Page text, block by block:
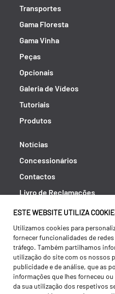
ESTE WEBSITE UTILIZA
Utilizamos cookies para
fornecer funcionalidades de
tráfego. Também partilhamos
utilização do site com os nossos
publicidade e de análise, que as
informações que lhes forneceu
da sua utilização dos respetivos
Transportes
Gama Floresta
Gama Vinha
Peças
Opcionais
Galeria de Vídeos
Tutoriais
Produtos
Notícias
Concessionários
Contactos
Livro de Reclamações
Política de Privacidade
Canal de Denúncias (RGPC)
Termos e condições